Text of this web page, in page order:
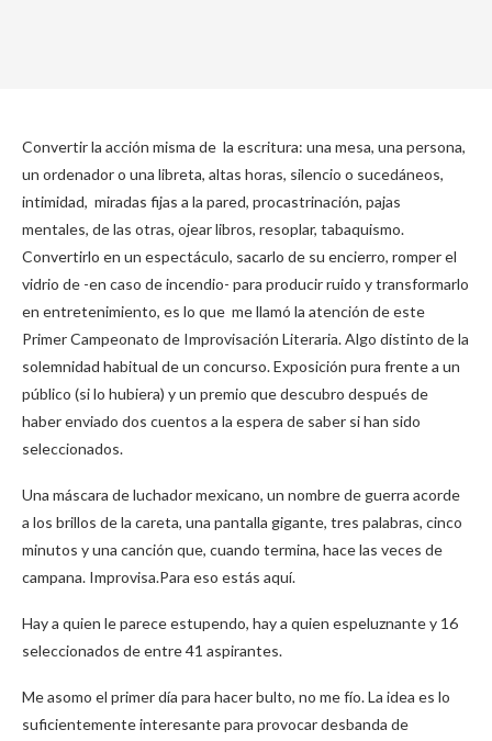
Convertir la acción misma de la escritura: una mesa, una persona,
un ordenador o una libreta, altas horas, silencio o sucedáneos,
intimidad, miradas fijas a la pared, procastrinación, pajas
mentales, de las otras, ojear libros, resoplar, tabaquismo.
Convertirlo en un espectáculo, sacarlo de su encierro, romper el
vidrio de -en caso de incendio- para producir ruido y transformarlo
en entretenimiento, es lo que me llamó la atención de este
Primer Campeonato de Improvisación Literaria. Algo distinto de la
solemnidad habitual de un concurso. Exposición pura frente a un
público (si lo hubiera) y un premio que descubro después de
haber enviado dos cuentos a la espera de saber si han sido
seleccionados.
Una máscara de luchador mexicano, un nombre de guerra acorde
a los brillos de la careta, una pantalla gigante, tres palabras, cinco
minutos y una canción que, cuando termina, hace las veces de
campana. Improvisa.Para eso estás aquí.
Hay a quien le parece estupendo, hay a quien espeluznante y 16
seleccionados de entre 41 aspirantes.
Me asomo el primer día para hacer bulto, no me fío. La idea es lo
suficientemente interesante para provocar desbanda de